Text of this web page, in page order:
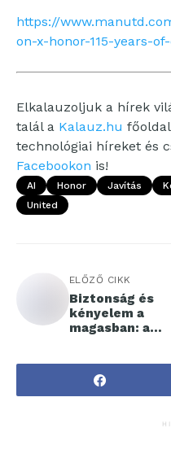
https://
on-x-honor-115-years-
Elkalauzoljuk a hírek
talál a Kalauz.hu
technológiai híreket és
Facebookon is!
AI Honor Javítás
United
ELŐZŐ CIKK
Biztonság és
kényelem a
magasban: a